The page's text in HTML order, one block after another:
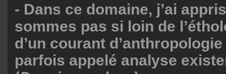
- Dans ce domaine, j’ai
sommes pas si loin de
d’un courant
parfois appelé analyse